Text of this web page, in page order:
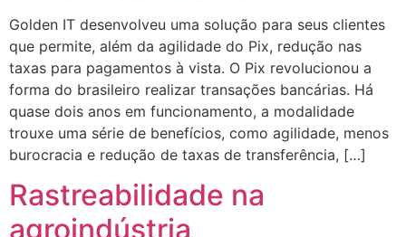
Golden IT desenvolveu uma solução para seus clientes
que permite, além da agilidade do Pix, redução nas
taxas para pagamentos à vista. O Pix revolucionou a
forma do brasileiro realizar transações bancárias. Há
quase dois anos em funcionamento, a modalidade
trouxe uma série de benefícios, como agilidade, menos
burocracia e redução de taxas de transferência, […]
Rastreabilidade na
agroindústria